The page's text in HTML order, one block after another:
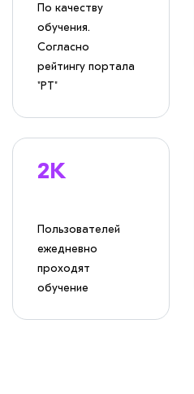
По качеству
обучения.
Согласно
рейтингу портала
"РТ"
2K
Пользователей
ежедневно
проходят
обучение